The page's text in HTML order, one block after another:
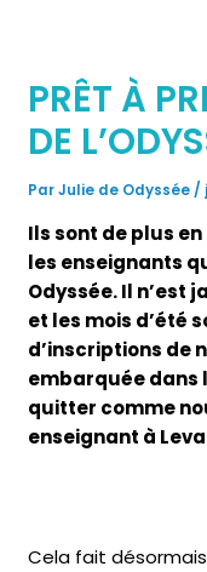
PRÊT À
DE
ParJulie de Odyssée/
Ils sont de plus
les enseignants
Odyssée. Il n’est
et les mois d’été
d’inscriptions de
embarquée dans
quitter comme
enseignant à
Cela fait désormais